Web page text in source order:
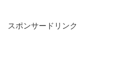
スポンサードリンク